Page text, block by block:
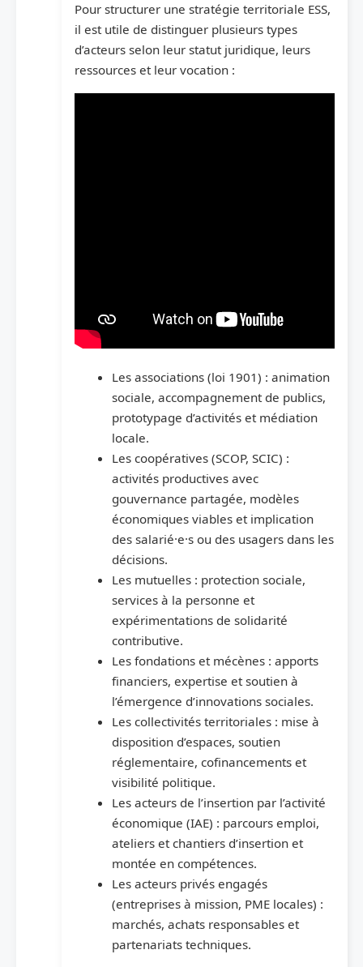
Pour structurer une stratégie territoriale ESS,
il est utile de distinguer plusieurs types
d’acteurs selon leur statut juridique, leurs
ressources et leur vocation :
Les associations (loi 1901) : animation
sociale, accompagnement de publics,
prototypage d’activités et médiation
locale.
Les coopératives (SCOP, SCIC) :
activités productives avec
gouvernance partagée, modèles
économiques viables et implication
des salarié·e·s ou des usagers dans les
décisions.
Les mutuelles : protection sociale,
services à la personne et
expérimentations de solidarité
contributive.
Les fondations et mécènes : apports
financiers, expertise et soutien à
l’émergence d’innovations sociales.
Les collectivités territoriales : mise à
disposition d’espaces, soutien
réglementaire, cofinancements et
visibilité politique.
Les acteurs de l’insertion par l’activité
économique (IAE) : parcours emploi,
ateliers et chantiers d’insertion et
montée en compétences.
Les acteurs privés engagés
(entreprises à mission, PME locales) :
marchés, achats responsables et
partenariats techniques.